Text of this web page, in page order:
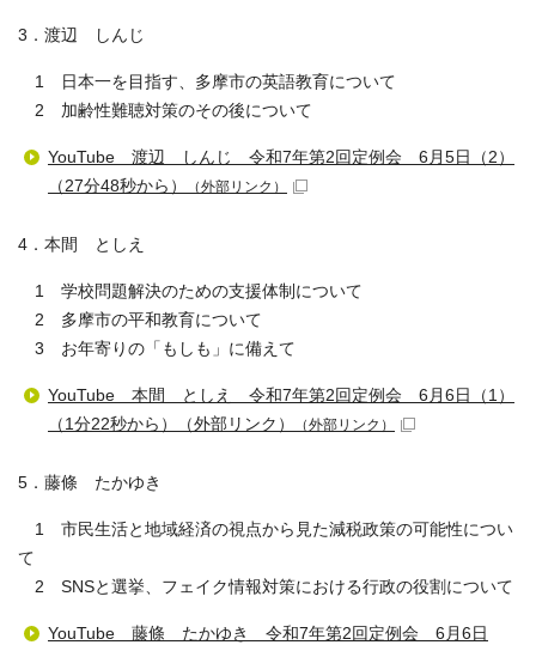
3．渡辺 しんじ
1 日本一を目指す、多摩市の英語教育について
2 加齢性難聴対策のその後について
YouTube 渡辺 しんじ 令和7年第2回定例会 6月5日（2）
（27分48秒から）
（外部リンク）
4．本間 としえ
1 学校問題解決のための支援体制について
2 多摩市の平和教育について
3 お年寄りの「もしも」に備えて
YouTube 本間 としえ 令和7年第2回定例会 6月6日（1）
（1分22秒から）（外部リンク）
（外部リンク）
5．藤條 たかゆき
1 市民生活と地域経済の視点から見た減税政策の可能性につい
て
2 SNSと選挙、フェイク情報対策における行政の役割について
YouTube 藤條 たかゆき 令和7年第2回定例会 6月6日